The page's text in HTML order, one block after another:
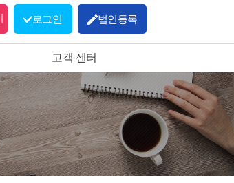
로그인 법인등록
고객 센터